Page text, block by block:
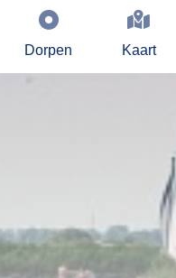
Dorpen Kaart